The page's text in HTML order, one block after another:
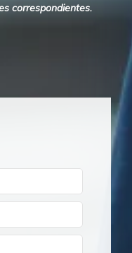
correspondientes.